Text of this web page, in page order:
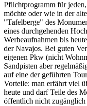
Pflichtprogramm für
möchte oder wie in der
"Tafelberge" des
eines durchgehenden
Werbeaufnahmen bis
der Navajos. Bei guten
eigenen Pkw (nicht
Sandpisten aber
auf eine der geführten
Vorteile: man erfährt viel
heute und darf Teile des
öffentlich nicht zugänglich